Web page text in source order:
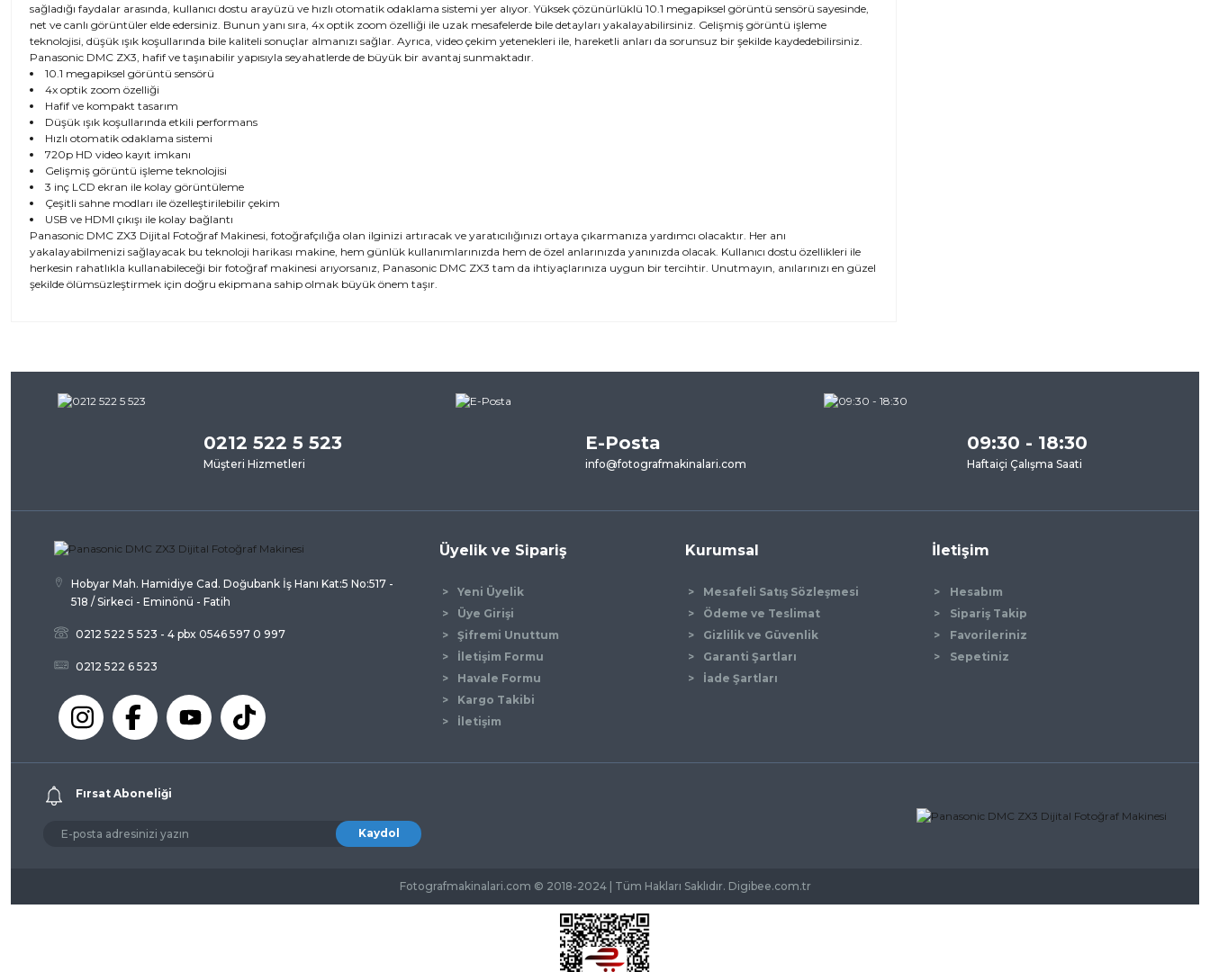
sağladığı faydalar arasında, kullanıcı dostu arayüzü ve hızlı otomatik odaklama sistemi yer alıyor. Yüksek çözünürlüklü 10.1 megapiksel görüntü sensörü sayesinde,
net ve canlı görüntüler elde edersiniz. Bunun yanı sıra, 4x optik zoom özelliği ile uzak mesafelerde bile detayları yakalayabilirsiniz. Gelişmiş görüntü işleme
teknolojisi, düşük ışık koşullarında bile kaliteli sonuçlar almanızı sağlar. Ayrıca, video çekim yetenekleri ile, hareketli anları da sorunsuz bir şekilde kaydedebilirsiniz.
Panasonic DMC ZX3, hafif ve taşınabilir yapısıyla seyahatlerde de büyük bir avantaj sunmaktadır.
10.1 megapiksel görüntü sensörü
4x optik zoom özelliği
Hafif ve kompakt tasarım
Düşük ışık koşullarında etkili performans
Hızlı otomatik odaklama sistemi
720p HD video kayıt imkanı
Gelişmiş görüntü işleme teknolojisi
3 inç LCD ekran ile kolay görüntüleme
Çeşitli sahne modları ile özelleştirilebilir çekim
USB ve HDMI çıkışı ile kolay bağlantı
Panasonic DMC ZX3 Dijital Fotoğraf Makinesi, fotoğrafçılığa olan ilginizi artıracak ve yaratıcılığınızı ortaya çıkarmanıza yardımcı olacaktır. Her anı
yakalayabilmenizi sağlayacak bu teknoloji harikası makine, hem günlük kullanımlarınızda hem de özel anlarınızda yanınızda olacak. Kullanıcı dostu özellikleri ile
herkesin rahatlıkla kullanabileceği bir fotoğraf makinesi arıyorsanız, Panasonic DMC ZX3 tam da ihtiyaçlarınıza uygun bir tercihtir. Unutmayın, anılarınızı en güzel
şekilde ölümsüzleştirmek için doğru ekipmana sahip olmak büyük önem taşır.
Görüş ve önerileriniz için teşekkür ederiz.
Ürün resmi kalitesiz, bozuk veya görüntülenemiyor.
Ürün açıklamasında eksik bilgiler bulunuyor.
Ürün fiyatı diğer sitelerden daha pahalı.
Bu ürüne benzer farklı alternatifler olmalı.
Gönder
0212 522 5 523
Müşteri Hizmetleri
E-Posta
info@fotografmakinalari.com
09:30 - 18:30
Haftaiçi Çalışma Saati
Hobyar Mah. Hamidiye Cad. Doğubank İş Hanı Kat:5 No:517 -
518 / Sirkeci - Eminönü - Fatih
0212 522 5 523 - 4 pbx 0546 597 0 997
0212 522 6 523
Üyelik ve Sipariş
Yeni Üyelik
Üye Girişi
Şifremi Unuttum
İletişim Formu
Havale Formu
Kargo Takibi
İletişim
Kurumsal
Mesafeli Satış Sözleşmesi
Ödeme ve Teslimat
Gizlilik ve Güvenlik
Garanti Şartları
İade Şartları
İletişim
Hesabım
Sipariş Takip
Favorileriniz
Sepetiniz
Fırsat Aboneliği
Kaydol
Fotografmakinalari.com © 2018-2024 | Tüm Hakları Saklıdır. Digibee.com.tr